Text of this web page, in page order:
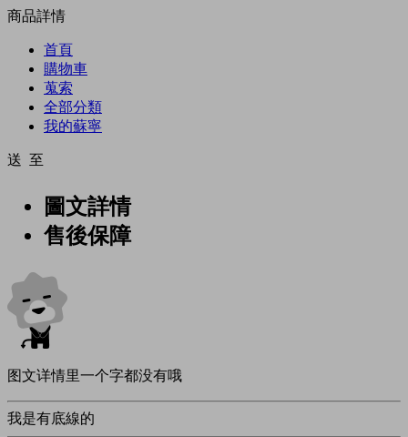
商品詳情
首頁
購物車
蒐索
全部分類
我的蘇寧
送 至
圖文詳情
售後保障
图文详情里一个字都没有哦
我是有底線的